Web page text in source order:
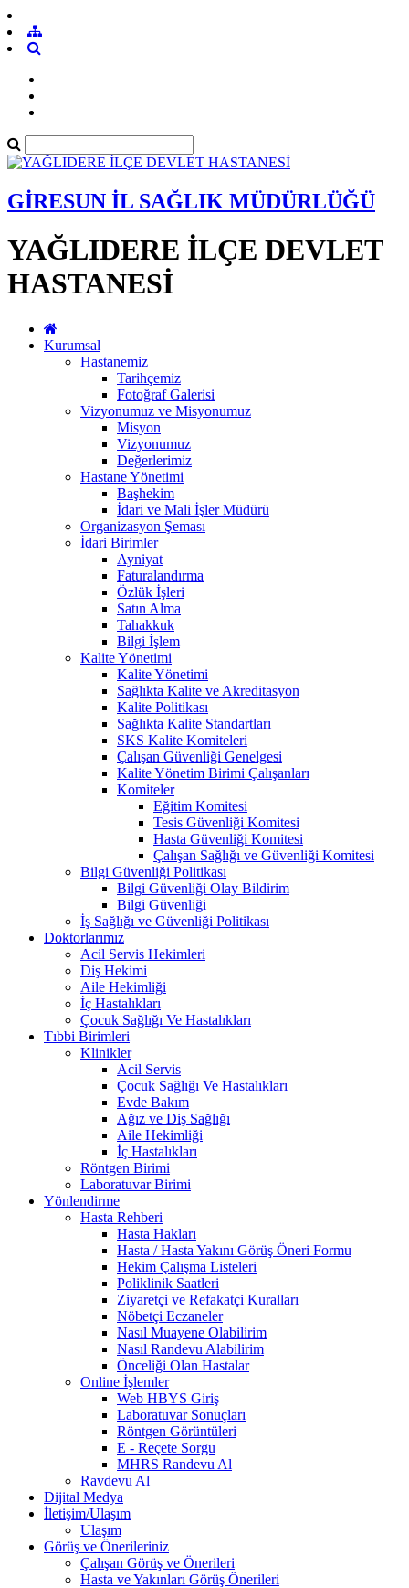
GİRESUN İL SAĞLIK MÜDÜRLÜĞÜ
YAĞLIDERE İLÇE DEVLET
HASTANESİ
Kurumsal
Hastanemiz
Tarihçemiz
Fotoğraf Galerisi
Vizyonumuz ve Misyonumuz
Misyon
Vizyonumuz
Değerlerimiz
Hastane Yönetimi
Başhekim
İdari ve Mali İşler Müdürü
Organizasyon Şeması
İdari Birimler
Ayniyat
Faturalandırma
Özlük İşleri
Satın Alma
Tahakkuk
Bilgi İşlem
Kalite Yönetimi
Kalite Yönetimi
Sağlıkta Kalite ve Akreditasyon
Kalite Politikası
Sağlıkta Kalite Standartları
SKS Kalite Komiteleri
Çalışan Güvenliği Genelgesi
Kalite Yönetim Birimi Çalışanları
Komiteler
Eğitim Komitesi
Tesis Güvenliği Komitesi
Hasta Güvenliği Komitesi
Çalışan Sağlığı ve Güvenliği Komitesi
Bilgi Güvenliği Politikası
Bilgi Güvenliği Olay Bildirim
Bilgi Güvenliği
İş Sağlığı ve Güvenliği Politikası
Doktorlarımız
Acil Servis Hekimleri
Diş Hekimi
Aile Hekimliği
İç Hastalıkları
Çocuk Sağlığı Ve Hastalıkları
Tıbbi Birimleri
Klinikler
Acil Servis
Çocuk Sağlığı Ve Hastalıkları
Evde Bakım
Ağız ve Diş Sağlığı
Aile Hekimliği
İç Hastalıkları
Röntgen Birimi
Laboratuvar Birimi
Yönlendirme
Hasta Rehberi
Hasta Hakları
Hasta / Hasta Yakını Görüş Öneri Formu
Hekim Çalışma Listeleri
Poliklinik Saatleri
Ziyaretçi ve Refakatçi Kuralları
Nöbetçi Eczaneler
Nasıl Muayene Olabilirim
Nasıl Randevu Alabilirim
Önceliği Olan Hastalar
Online İşlemler
Web HBYS Giriş
Laboratuvar Sonuçları
Röntgen Görüntüleri
E - Reçete Sorgu
MHRS Randevu Al
Ravdevu Al
Dijital Medya
İletişim/Ulaşım
Ulaşım
Görüş ve Önerileriniz
Çalışan Görüş ve Önerileri
Hasta ve Yakınları Görüş Önerileri